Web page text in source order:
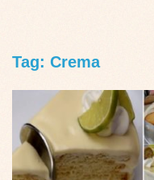
Tag: Crema